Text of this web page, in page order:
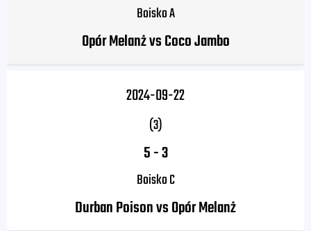
Boisko A
Opór Melanż vs Coco Jambo
2024-09-22
(3)
5-3
Boisko C
Durban Poison vs Opór Melanż